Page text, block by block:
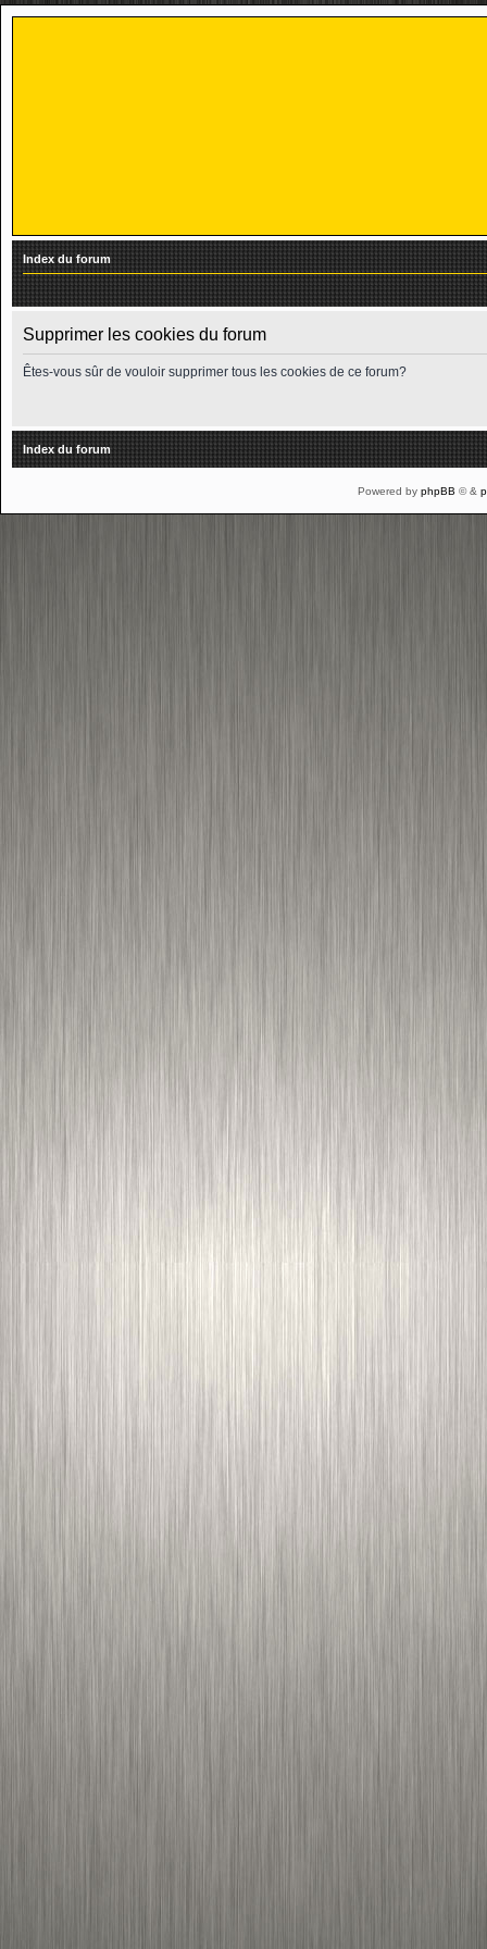
Index du forum
Supprimer les cookies du forum
Êtes-vous sûr de vouloir supprimer tous les cookies de ce forum?
Index du forum
Powered by phpBB © &